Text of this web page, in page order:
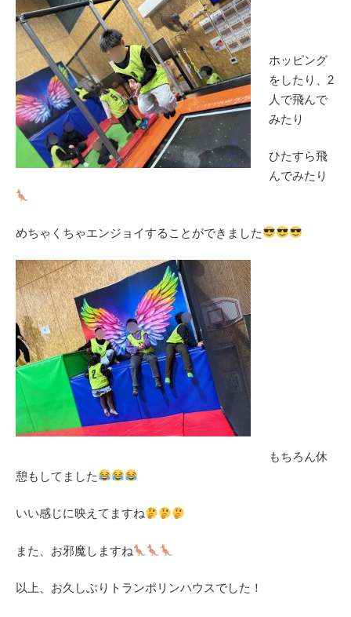
ホッピング
をしたり、2
人で飛んで
みたり
ひたすら飛
んでみたり
めちゃくちゃエンジョイすることができました
もちろん休
憩もしてました
いい感じに映えてますね
また、お邪魔しますね
以上、お久しぶりトランポリンハウスでした！